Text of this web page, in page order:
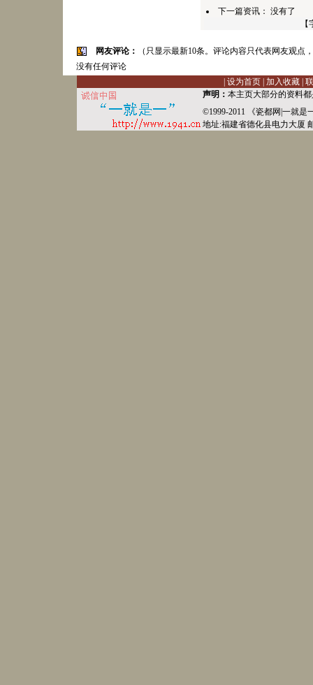
下一篇资讯： 没有了
网友评论：
（只显示最新10条。评论内容只代表网友观点
没有任何评论
设为首页| 加入收藏|
声明： 本主页大部分的资料
©1999-2011 《瓷都网 一就是
地址:福建省德化县电力大厦